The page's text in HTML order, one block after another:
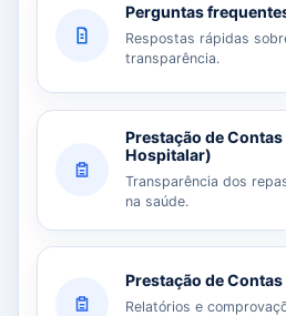
Perguntas
Respostas rápidas
transparência.
Prestação de
Hospitalar)
Transparência dos
na saúde.
Prestação de
Relatórios e